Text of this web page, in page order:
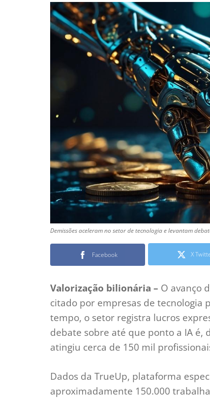
Demissões aceleram no setor de tecnologia e levantam
Facebook X
Valorização bilionária – O avanço
citado por empresas de tecnologia
tempo, o setor registra lucros
debate sobre até que ponto a IA é,
atingiu cerca de 150 mil
Dados da TrueUp, plataforma
aproximadamente 150.000